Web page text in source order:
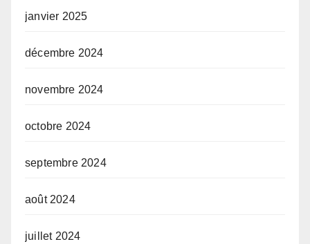
janvier 2025
décembre 2024
novembre 2024
octobre 2024
septembre 2024
août 2024
juillet 2024